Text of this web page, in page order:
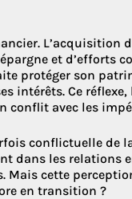
L’acquisition
et d’efforts
protéger son
intérêts. Ce
conflit avec les
conflictuelle de
dans les relations
Mais cette
en transition ?